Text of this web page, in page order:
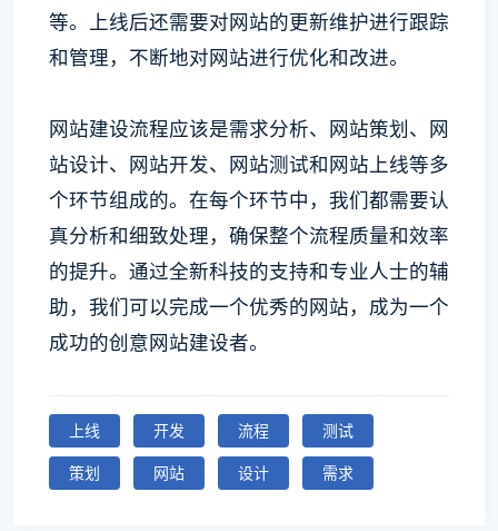
等。上线后还需要对网站的更新维护进行跟踪
和管理，不断地对网站进行优化和改进。
网站建设流程应该是需求分析、网站策划、网
站设计、网站开发、网站测试和网站上线等多
个环节组成的。在每个环节中，我们都需要认
真分析和细致处理，确保整个流程质量和效率
的提升。通过全新科技的支持和专业人士的辅
助，我们可以完成一个优秀的网站，成为一个
成功的创意网站建设者。
上线 开发 流程
测试
策划
网站 设计 需求